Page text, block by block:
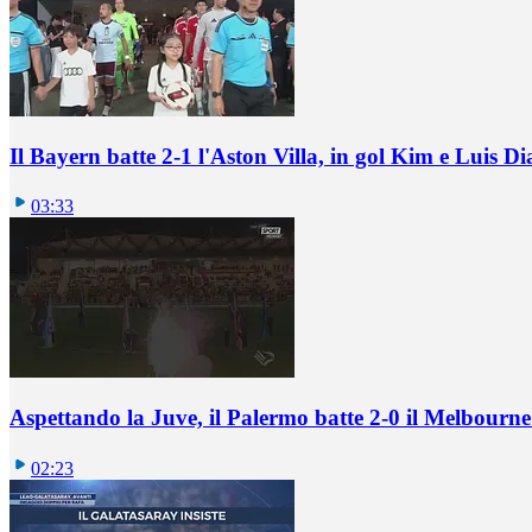
Il Bayern batte 2-1 l'Aston Villa, in gol Kim e Luis
03:33
Aspettando la Juve, il Palermo batte 2-0 il
02:23